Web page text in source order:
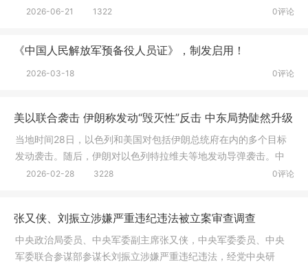
程的“战
0评论
2026-06-21 1322
《中国人民解放军预备役人员证》，制发启用！
0评论
2026-03-18
美以联合袭击 伊朗称发动“毁灭性”反击 中东局势陡然升级
当地时间28日，以色列和美国对包括伊朗总统府在内的多个目标
发动袭击。随后，伊朗对以色列特拉维夫等地发动导弹袭击。中
东地区多
0评论
2026-02-28 3228
张又侠、刘振立涉嫌严重违纪违法被立案审查调查
中央政治局委员、中央军委副主席张又侠，中央军委委员、中央
军委联合参谋部参谋长刘振立涉嫌严重违纪违法，经党中央研